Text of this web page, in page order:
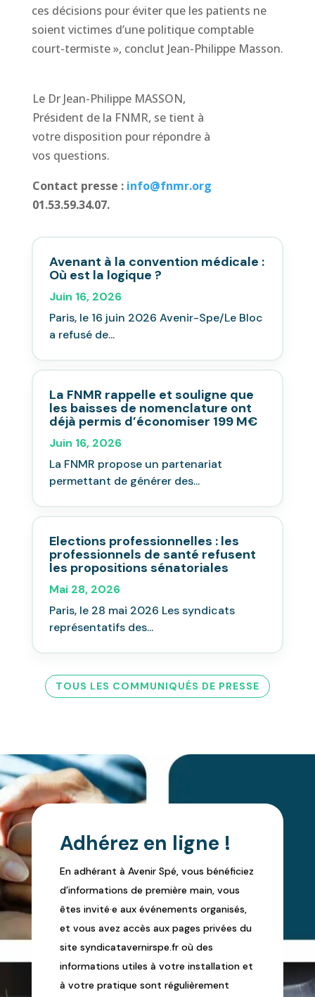
ces décisions pour éviter que les patients ne
soient victimes d’une politique comptable
court-termiste », conclut Jean-Philippe Masson.
Le Dr Jean-Philippe MASSON,
Président de la FNMR, se tient à
votre disposition pour répondre à
vos questions.
Contact presse : info@fnmr.org
01.53.59.34.07.
Avenant à la convention médicale :
Où est la logique ?
Juin 16, 2026
Paris, le 16 juin 2026 Avenir-Spe/Le Bloc
a refusé de...
La FNMR rappelle et souligne que
les baisses de nomenclature ont
déjà permis d’économiser 199 M€
Juin 16, 2026
La FNMR propose un partenariat
permettant de générer des...
Elections professionnelles : les
professionnels de santé refusent
les propositions sénatoriales
Mai 28, 2026
Paris, le 28 mai 2026 Les syndicats
représentatifs des...
TOUS LES COMMUNIQUÉS DE PRESSE
Adhérez en ligne !
En adhérant à Avenir Spé, vous bénéficiez
d’informations de première main, vous
êtes invité·e aux événements organisés,
et vous avez accès aux pages privées du
site syndicatavernirspe.fr où des
informations utiles à votre installation et
à votre pratique sont régulièrement